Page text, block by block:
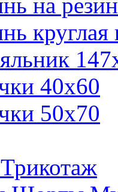
круглая
40х60
50х70